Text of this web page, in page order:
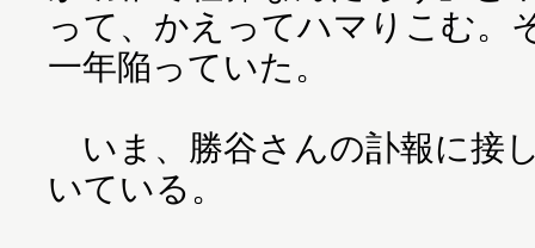
って、かえってハマりこむ。
一年陥っていた。
いま、勝谷さんの訃報に接
いている。